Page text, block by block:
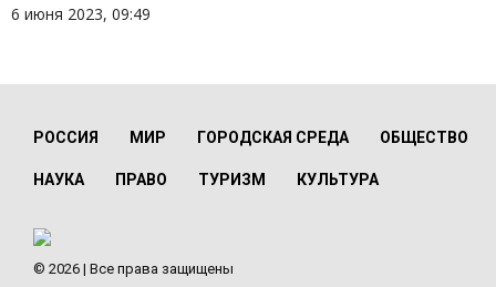
6 июня 2023, 09:49
РОССИЯ МИР ГОРОДСКАЯ СРЕДА ОБЩЕСТВО
НАУКА ПРАВО ТУРИЗМ КУЛЬТУРА
© 2026 | Все права защищены